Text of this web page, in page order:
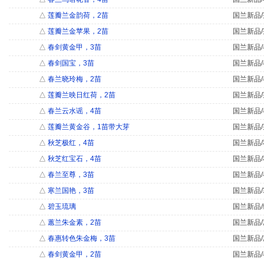
△ 莲瓣兰金韵荷，2苗
国兰新品
△ 莲瓣兰金苹果，2苗
国兰新品
△ 春剑黄金甲，3苗
国兰新品
△ 春剑国宝，3苗
国兰新品
△ 春兰晓玲梅，2苗
国兰新品
△ 莲瓣兰映日红荷，2苗
国兰新品
△ 春兰云水谣，4苗
国兰新品
△ 莲瓣兰黄金谷，1苗带大芽
国兰新品
△ 秋芝极红，4苗
国兰新品
△ 秋芝红宝石，4苗
国兰新品
△ 春兰至尊，3苗
国兰新品
△ 寒兰国艳，3苗
国兰新品
△ 碧玉琉璃
国兰新品
△ 蕙兰朱金素，2苗
国兰新品
△ 春惠转色朱金梅，3苗
国兰新品
△ 春剑黄金甲，2苗
国兰新品